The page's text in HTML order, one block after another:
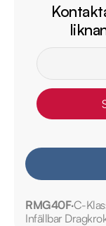
RMG40FC-
Infällbar